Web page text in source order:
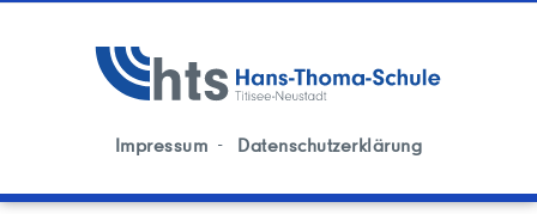
Impressum Datenschutzerklärung